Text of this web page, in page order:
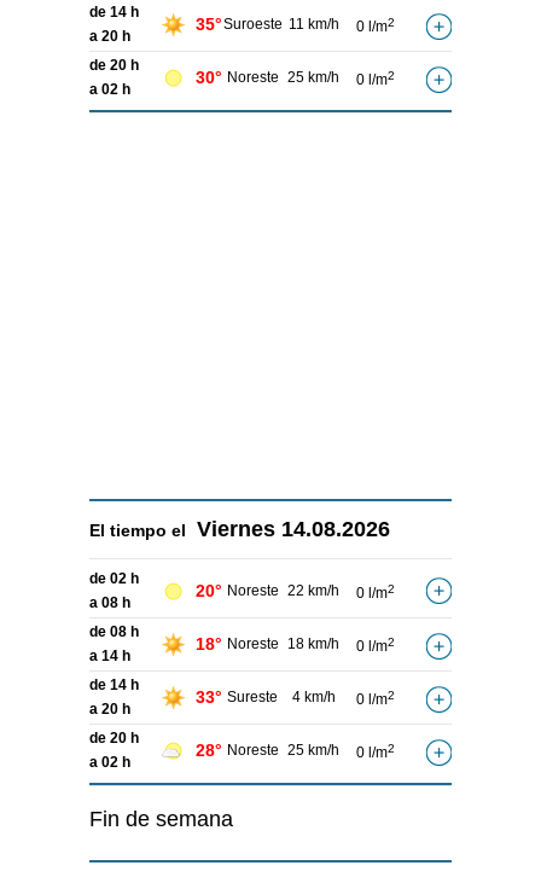
de 14 h
a 20 h
35°Suroeste 11 km/h 0 l/m2
de 20 h
a 02 h
30° Noreste 25 km/h 0 l/m2
El tiempo el Viernes 14.08.2026
de 02 h
a 08 h
20° Noreste 22 km/h 0 l/m2
de 08 h
a 14 h
18° Noreste 18 km/h 0 l/m2
de 14 h
a 20 h
33° Sureste 4 km/h 0 l/m2
de 20 h
a 02 h
28° Noreste 25 km/h 0 l/m2
Fin de semana